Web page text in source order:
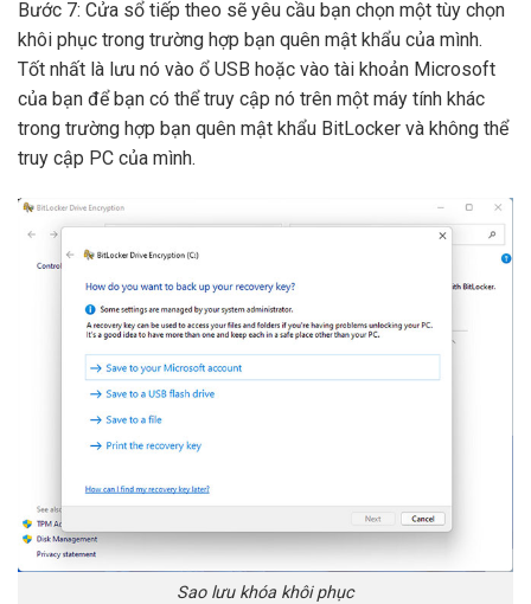
Bước 7: Cửa sổ tiếp theo sẽ yêu cầu bạn chọn một tùy chọn
khôi phục trong trường hợp bạn quên mật khẩu của mình.
Tốt nhất là lưu nó vào ổ USB hoặc vào tài khoản Microsoft
của bạn để bạn có thể truy cập nó trên một máy tính khác
trong trường hợp bạn quên mật khẩu BitLocker và không thể
truy cập PC của mình.
Sao lưu khóa khôi phục